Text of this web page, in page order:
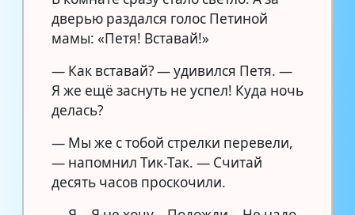
дверью раздался голос Петиной
мамы: «Петя! Вставай!»
— Как вставай? — удивился Петя. —
Я же ещё заснуть не успел! Куда ночь
делась?
— Мы же с тобой стрелки перевели,
— напомнил Тик-Так. — Считай
десять часов проскочили.